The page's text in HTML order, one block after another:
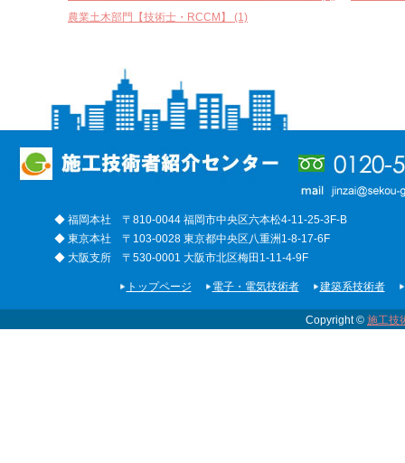
農業土木部門【技術士・RCCM】 (1)
◆ 福岡本社 〒810-0044 福岡市中央区六本松4-11-25-3F-B
◆ 東京本社 〒103-0028 東京都中央区八重洲1-8-17-6F
◆ 大阪支所 〒530-0001 大阪市北区梅田1-11-4-9F
トップページ 電子・電気技術者 建築系技術者
Copyright © 施工技